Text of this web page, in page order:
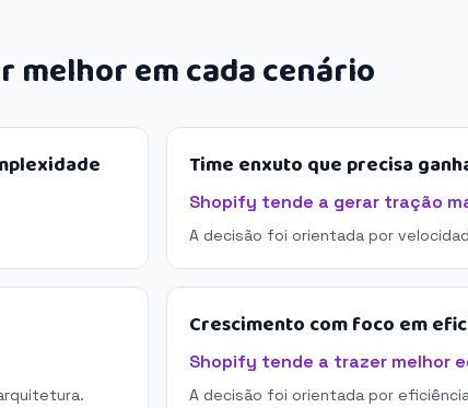
em cada cenário
Time enxuto que precisa
Shopify tende a gerar tração
A decisão foi orientada por
Crescimento com foco em
Shopify tende a trazer melhor
A decisão foi orientada por